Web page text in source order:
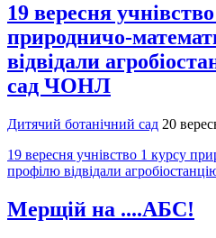
19 вересня
природничо-
відвідали
сад ЧОНЛ
Дитячий ботанічний сад 20
19 вересня учнівство 1 курсу
профілю відвідали
Мерщій на ....АБС!